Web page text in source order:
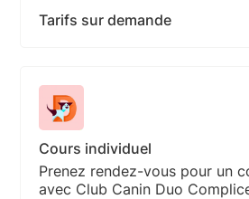
Tarifs sur demande
Cours individuel
Prenez rendez-vous pour un
avec Club Canin Duo